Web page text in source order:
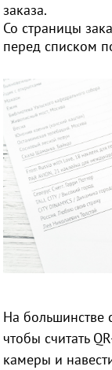
заказа.
Со страницы
перед списком
На большинстве
чтобы считать
камеры и